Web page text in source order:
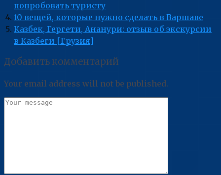
попробовать туристу
10 вещей, которые нужно сделать в Варшаве
Казбек, Гергети, Ананури: отзыв об экскурсии
в Казбеги [Грузия]
Добавить комментарий
Your email address will not be published.